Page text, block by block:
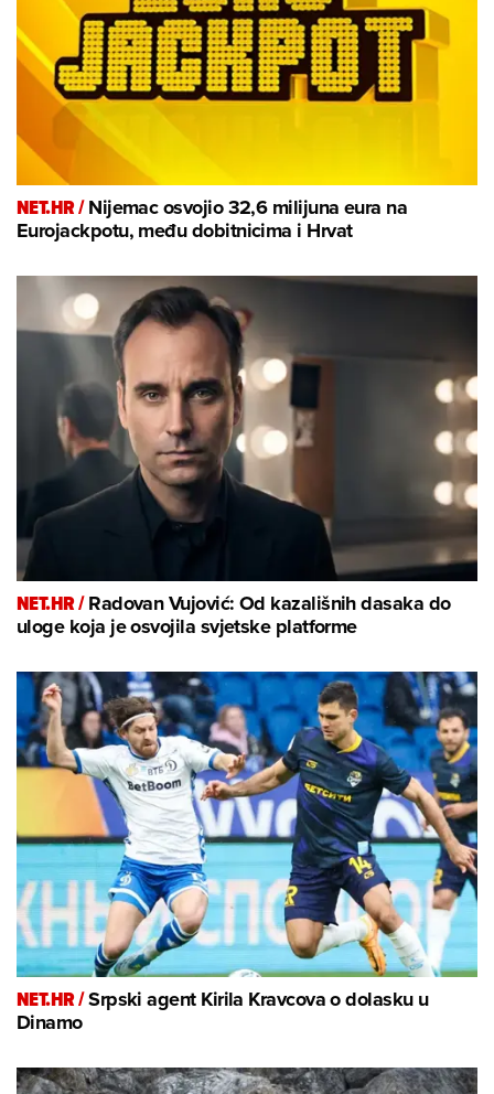
NET.HR /Nijemac osvojio 32,6 milijuna eura na
Eurojackpotu, među dobitnicima i Hrvat
NET.HR /Radovan Vujović: Od kazališnih dasaka do
uloge koja je osvojila svjetske platforme
NET.HR /Srpski agent Kirila Kravcova o dolasku u
Dinamo